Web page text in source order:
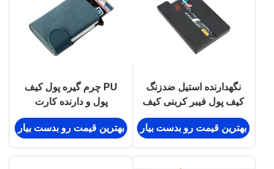
نگهدارنده استیل ضدزنگ
کیف پول فیبر کربنی کیف
پول سازمان دهنده کارت
اعتباری را باز کنید
بهترین قیمت رو بدست بیار
PU چرم گیره پول کیف
پول و دارنده کارت
اعتباری مسدود کردن
Rfid سفارشی شده است
بهترین قیمت رو بدست بیار